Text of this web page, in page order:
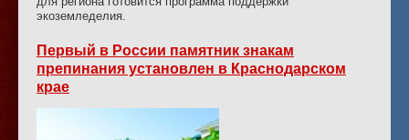
экоземледелия.
Первый в России памятник знакам
препинания установлен в Краснодарском
крае